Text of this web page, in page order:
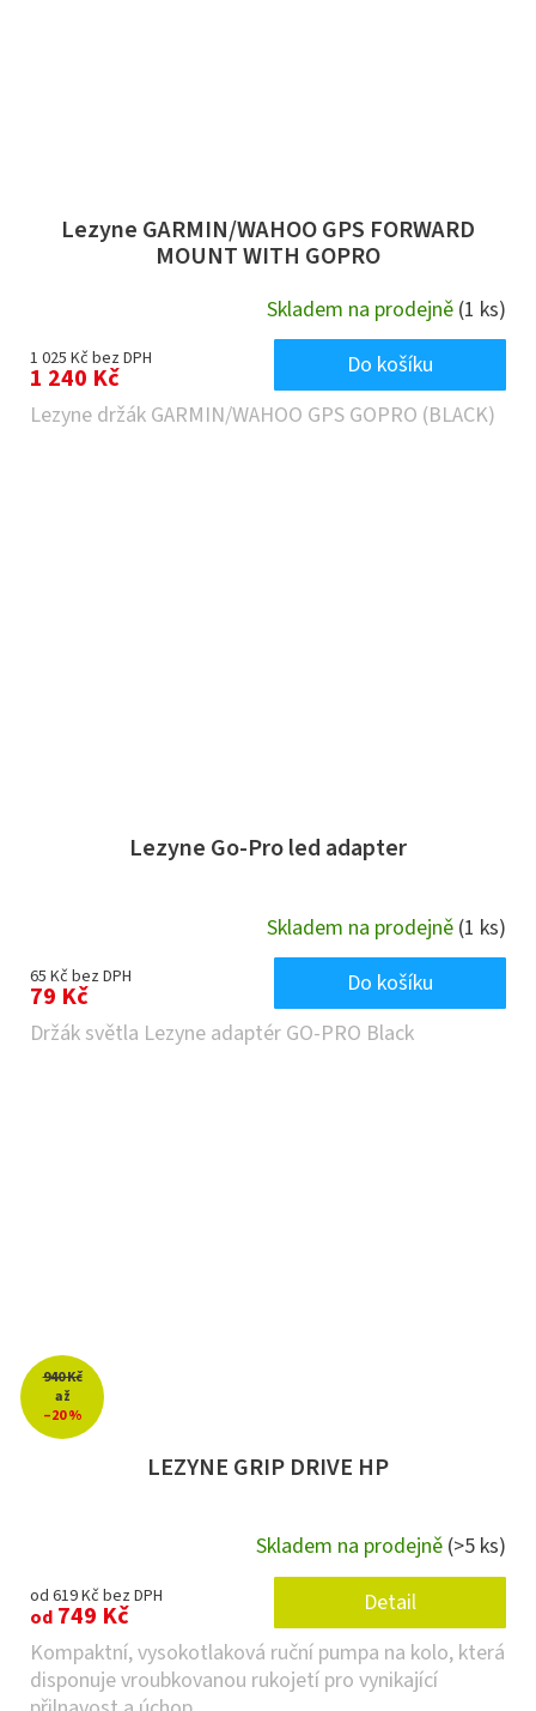
Lezyne GARMIN/WAHOO GPS FORWARD
MOUNT WITH GOPRO
Skladem na prodejně (1 ks)
1 025 Kč bez DPH
1 240 Kč
Do košíku
Lezyne držák GARMIN/WAHOO GPS GOPRO (BLACK)
Lezyne Go-Pro led adapter
Skladem na prodejně (1 ks)
65 Kč bez DPH
79 Kč
Do košíku
Držák světla Lezyne adaptér GO-PRO Black
940 Kč
až
–20 %
LEZYNE GRIP DRIVE HP
Skladem na prodejně (>5 ks)
od 619 Kč bez DPH
od 749 Kč
Detail
Kompaktní, vysokotlaková ruční pumpa na kolo, která
disponuje vroubkovanou rukojetí pro vynikající